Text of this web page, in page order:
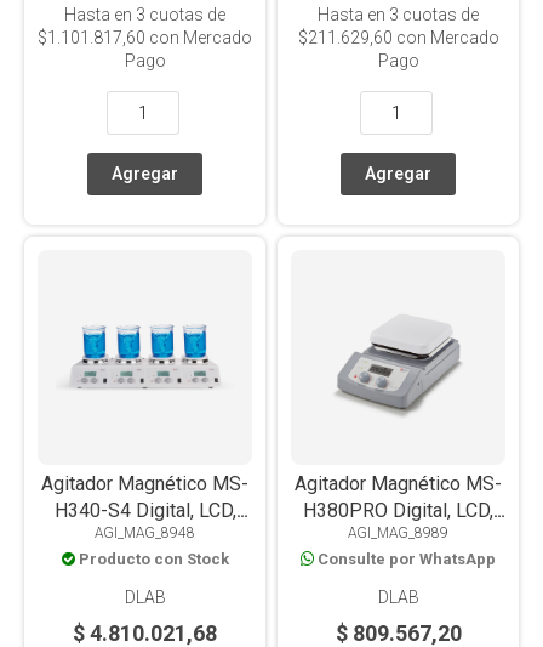
Hasta en 3 cuotas de
$1.101.817,60 con Mercado
Pago
Hasta en 3 cuotas de
$211.629,60 con Mercado
Pago
Agitador Magnético MS-
H340-S4 Digital, LCD,
Con Calefacción,
PT1000, Placa Acero
Inox+Cerámica, 4
Posiciones x10L c/u
AGI_MAG_8948
Producto con Stock
DLAB
$ 4.810.021,68
Agitador Magnético MS-
H380PRO Digital, LCD,
Con Calefacción,
PT1000, Placa
Aluminio+Cerámica, 5L
AGI_MAG_8989
Consulte por WhatsApp
DLAB
$ 809.567,20